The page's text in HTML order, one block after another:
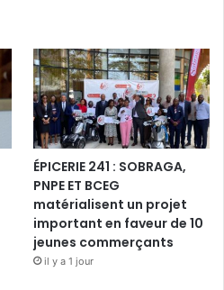
ÉPICERIE 241 : SOBRAGA,
PNPE ET BCEG
matérialisent un projet
important en faveur de 10
jeunes commerçants
il y a 1 jour